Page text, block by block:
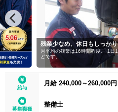
残業少なめ、休日もしっかり
月平均の残業は16時間程度。 1日
どです。
給与
月給 240,000～260,000円
募集職種
整備士